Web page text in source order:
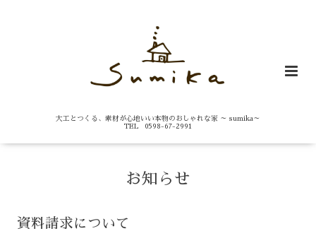
大工とつくる、素材が心地いい本物のおしゃれな家 ～ sumika～
TEL 0598-67-2991
お知らせ
資料請求について